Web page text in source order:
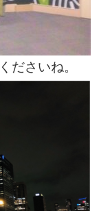
ださいね。